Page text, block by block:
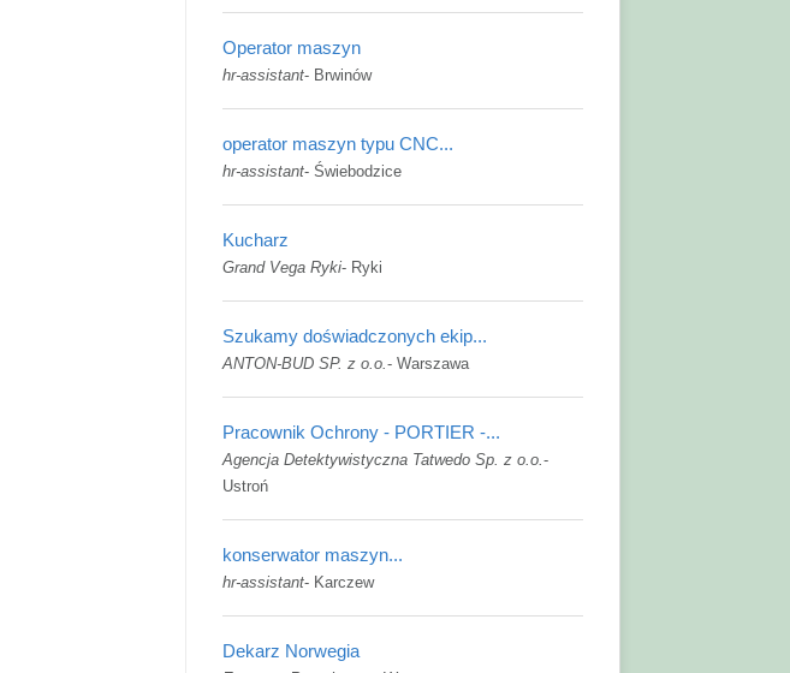
Operator maszyn
hr-assistant- Brwinów
operator maszyn typu CNC...
hr-assistant- Świebodzice
Kucharz
Grand Vega Ryki- Ryki
Szukamy doświadczonych ekip...
ANTON-BUD SP. z o.o.- Warszawa
Pracownik Ochrony - PORTIER -...
Agencja Detektywistyczna Tatwedo Sp. z o.o.-
Ustroń
konserwator maszyn...
hr-assistant- Karczew
Dekarz Norwegia